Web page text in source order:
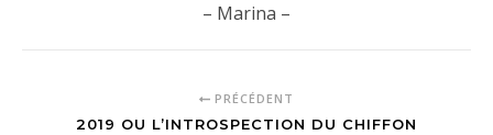
– Marina –
PRÉCÉDENT
2019 OU L’INTROSPECTION DU CHIFFON